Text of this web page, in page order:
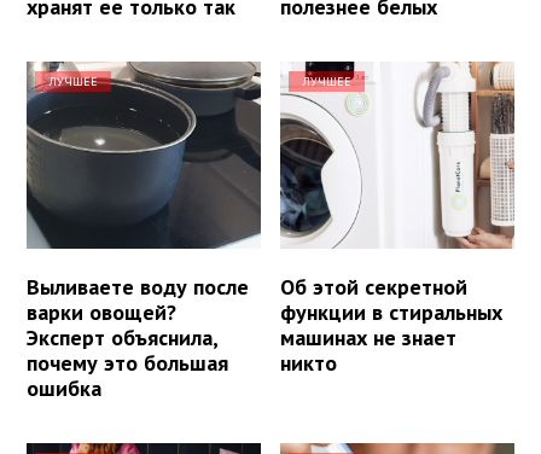
хранят ее только так
полезнее белых
ЛУЧШЕЕ
Выливаете воду после
варки овощей?
Эксперт объяснила,
почему это большая
ошибка
ЛУЧШЕЕ
Об этой секретной
функции в стиральных
машинах не знает
никто